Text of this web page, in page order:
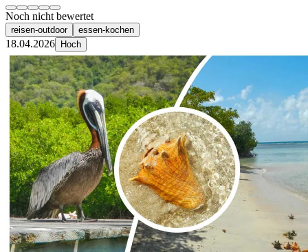
Noch nicht bewertet
reisen-outdoor essen-kochen
18.04.2026 Hoch